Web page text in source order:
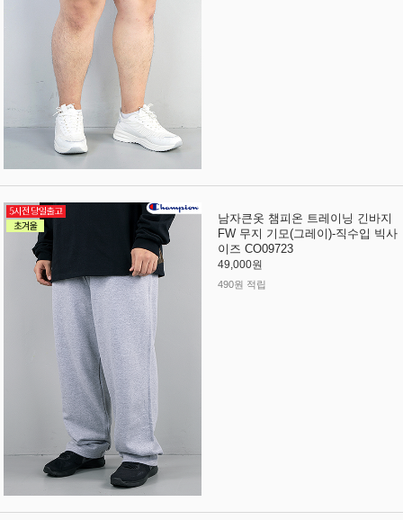
남자큰옷 챔피온 트레이닝 긴바지
FW 무지 기모(그레이)-직수입 빅사
이즈 CO09723
49,000원
490원 적립